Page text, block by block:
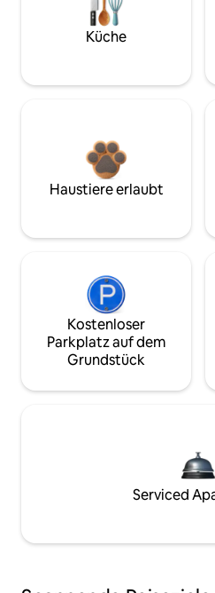
Küche
Haustiere erlaubt
Kostenloser
Parkplatz auf dem
Grundstück
Serviced